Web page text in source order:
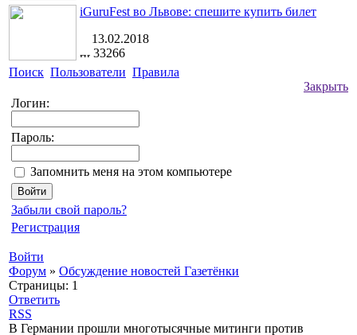
iGuruFest во Львове: спешите купить билет
13.02.2018
33266
Поиск Пользователи Правила
Закрыть
Логин:
Пароль:
Запомнить меня на этом компьютере
Забыли свой пароль?
Регистрация
Войти
Форум » Обсуждение новостей Газетёнки
Страницы: 1
Ответить
RSS
В Германии прошли многотысячные митинги против